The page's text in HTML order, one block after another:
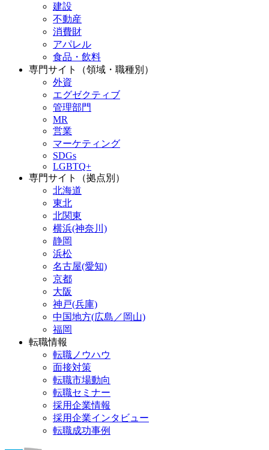
建設
不動産
消費財
アパレル
食品・飲料
専門サイト（領域・職種別）
外資
エグゼクティブ
管理部門
MR
営業
マーケティング
SDGs
LGBTQ+
専門サイト（拠点別）
北海道
東北
北関東
横浜(神奈川)
静岡
浜松
名古屋(愛知)
京都
大阪
神戸(兵庫)
中国地方(広島／岡山)
福岡
転職情報
転職ノウハウ
面接対策
転職市場動向
転職セミナー
採用企業情報
採用企業インタビュー
転職成功事例